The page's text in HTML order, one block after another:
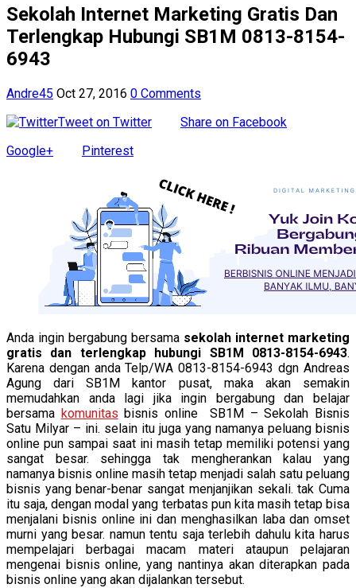
Sekolah Internet Marketing Gratis Dan
Terlengkap Hubungi SB1M 0813-8154-
6943
Andre45 Oct 27, 2016 0 Comments
Tweet on Twitter
Share on Facebook
Google+
Pinterest
Anda ingin bergabung bersama sekolah internet marketing
gratis dan terlengkap hubungi SB1M 0813-8154-6943.
Karena dengan anda Telp/WA 0813-8154-6943 dgn Andreas
Agung dari SB1M kantor pusat, maka akan semakin
memudahkan anda lagi jika ingin bergabung dan belajar
bersama komunitas bisnis online SB1M – Sekolah Bisnis
Satu Milyar – ini. selain itu juga yang namanya peluang bisnis
online pun sampai saat ini masih tetap memiliki potensi yang
sangat besar. sehingga tak mengherankan kalau yang
namanya bisnis online masih tetap menjadi salah satu peluang
bisnis yang benar-benar sangat menjanjikan sekali. tak Cuma
itu saja, dengan modal yang terbatas pun kita masih tetap bisa
menjalani bisnis online ini dan menghasilkan laba dan omset
murni yang besar. namun tentu saja terlebih dahulu kita harus
mempelajari berbagai macam materi ataupun pelajaran
mengenai bisnis online, yang nantinya akan diterapkan pada
bisnis online yang akan dijalankan tersebut.